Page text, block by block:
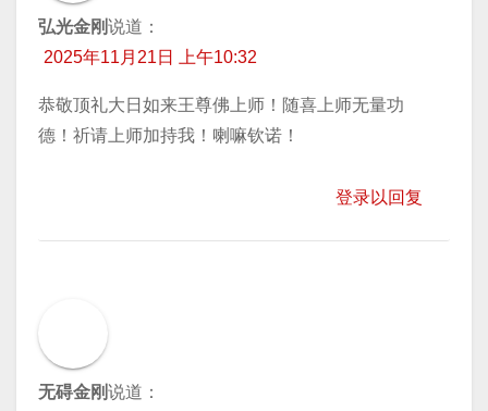
弘光金刚说道：
2025年11月21日 上午10:32
恭敬顶礼大日如来王尊佛上师！随喜上师无量功
德！祈请上师加持我！喇嘛钦诺！
登录以回复
无碍金刚说道：